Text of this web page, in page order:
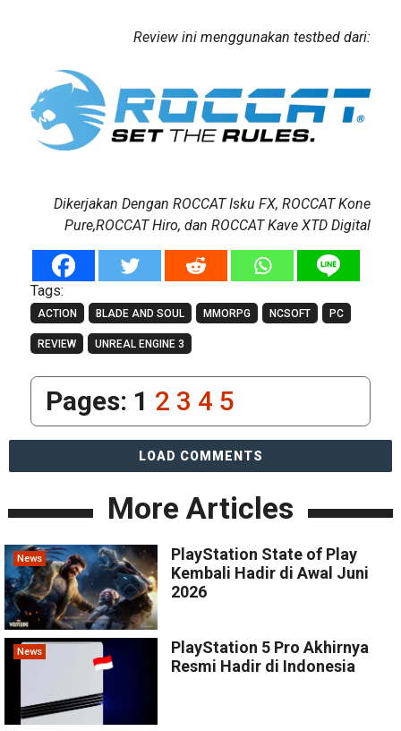
Review ini menggunakan testbed dari:
Dikerjakan Dengan ROCCAT Isku FX, ROCCAT Kone
Pure,ROCCAT Hiro, dan ROCCAT Kave XTD Digital
Tags:
ACTION BLADE AND SOUL MMORPG NCSOFT PC
REVIEW UNREAL ENGINE 3
Pages: 1 2 3 4 5
LOAD COMMENTS
More Articles
News
PlayStation State of Play
Kembali Hadir di Awal Juni
2026
News
PlayStation 5 Pro Akhirnya
Resmi Hadir di Indonesia